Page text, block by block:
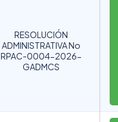
RESOLUCIÓN
ADMINISTRATIVA No
RPAC-0004-2026-
GADMCS